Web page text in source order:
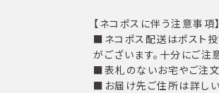
【ネコポスに伴う注意事項】
■ネコポス配送はポスト
がございます。十分にご注
■表札のないお宅やご注
■お届け先ご住所は詳しい